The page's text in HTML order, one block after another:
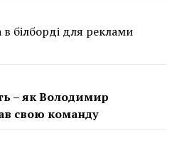
білборді для реклами
– як Володимир
свою команду